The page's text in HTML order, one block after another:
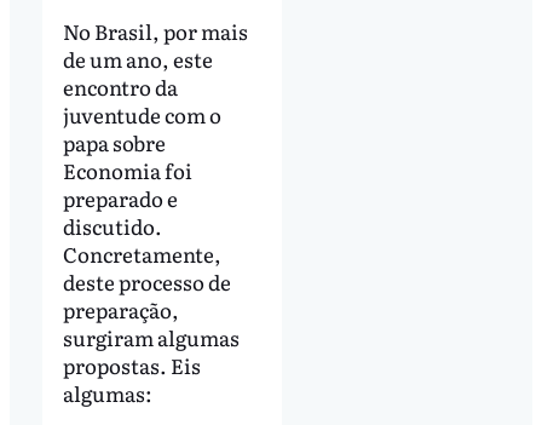
No Brasil, por mais
de um ano, este
encontro da
juventude com o
papa sobre
Economia foi
preparado e
discutido.
Concretamente,
deste processo de
preparação,
surgiram algumas
propostas. Eis
algumas: